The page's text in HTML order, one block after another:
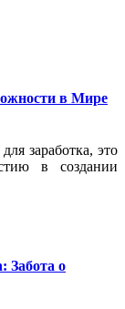
в Мире
заработка, это
в создании
Забота о